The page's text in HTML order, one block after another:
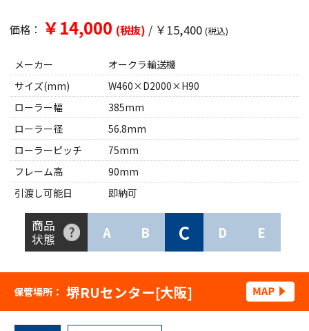
価格： ￥14,000 (税抜) / ￥15,400 (税込)
メーカー
オークラ輸送機
サイズ(mm)
W460×D2000×H90
ローラー幅
385mm
ローラー径
56.8mm
ローラーピッチ
75mm
フレーム高
90mm
引渡し可能日
即納可
商品
状態
A B C D E
保管場所： 堺RUセンター[大阪]